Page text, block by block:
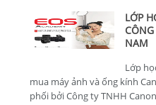
LỚP
NAM
Lớp
mua máy ảnh và ống kính
phối bởi Công ty TNHH